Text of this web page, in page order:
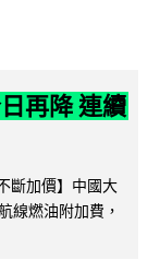
再降 連續
斷加價】中國大
線燃油附加費，